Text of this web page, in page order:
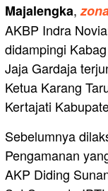
Majalengka,
AKBP Indra
didampingi
Jaja Gardaja
Ketua Karang
Kertajati
Sebelumnya
Pengamanan
AKP Diding